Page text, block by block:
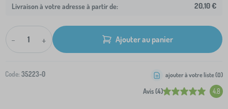
Livraison à votre adresse à partir de: 20,10 €
- + Ajouter au panier
Code: 35223-0
Avis (4) 4.8
ajouter à votre liste (0)